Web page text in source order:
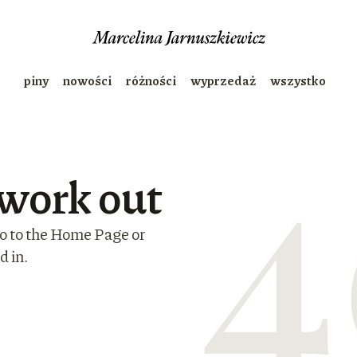
piny nowości różności wyprzedaż wszystko
out
to the Home Page or
in.